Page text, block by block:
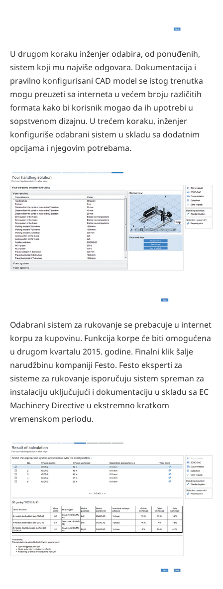
U drugom koraku inženjer odabira, od ponuđenih,
sistem koji mu najviše odgovara. Dokumentacija i
pravilno konfigurisani CAD model se istog trenutka
mogu preuzeti sa interneta u većem broju različitih
formata kako bi korisnik mogao da ih upotrebi u
sopstvenom dizajnu. U trećem koraku, inženjer
konfiguriše odabrani sistem u skladu sa dodatnim
opcijama i njegovim potrebama.
Odabrani sistem za rukovanje se prebacuje u internet
korpu za kupovinu. Funkcija korpe će biti omogućena
u drugom kvartalu 2015. godine. Finalni klik šalje
narudžbinu kompaniji Festo. Festo eksperti za
sisteme za rukovanje isporučuju sistem spreman za
instalaciju uključujući i dokumentaciju u skladu sa EC
Machinery Directive u ekstremno kratkom
vremenskom periodu.